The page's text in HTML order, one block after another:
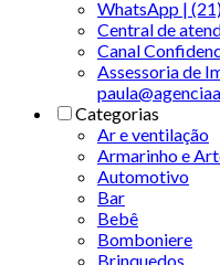
WhatsApp |
Central de
Canal
Assessoria de
Categorias
Ar e ventilação
Armarinho e
Automotivo
Bar
Bebê
Bomboniere
Brinquedos